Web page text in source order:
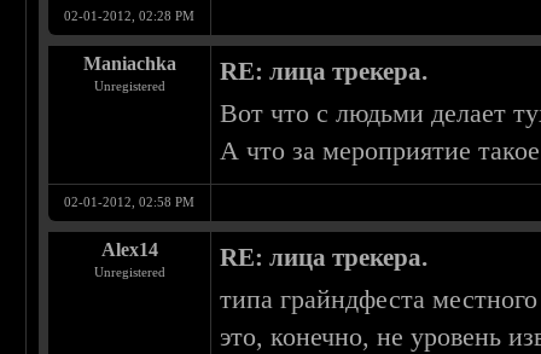
02-01-2012, 02:28 PM
Maniachka
Unregistered
RE: лица трекера.
Вот что с людьми делает
А что за мероприятие
02-01-2012, 02:58 PM
Alex14
Unregistered
RE: лица трекера.
типа грайндфеста
это, конечно, не уровень